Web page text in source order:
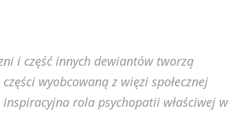
i część innych dewiantów tworzą
wyobcowaną z więzi społecznej
rola psychopatii właściwej w